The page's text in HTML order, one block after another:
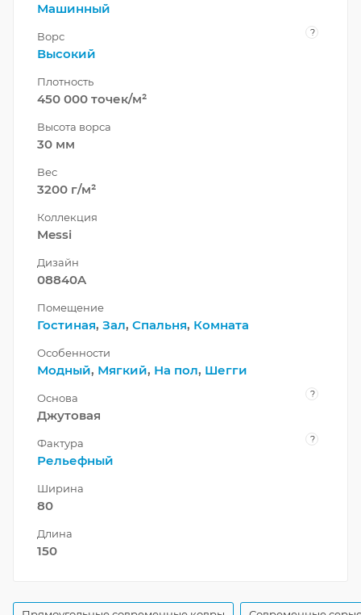
Машинный
Ворс ?
Высокий
Плотность
450 000 точек/м²
Высота ворса
30 мм
Вес
3200 г/м²
Коллекция
Messi
Дизайн
08840A
Помещение
Гостиная, Зал, Спальня, Комната
Особенности
Модный, Мягкий, На пол, Шегги
Основа ?
Джутовая
Фактура ?
Рельефный
Ширина
80
Длина
150